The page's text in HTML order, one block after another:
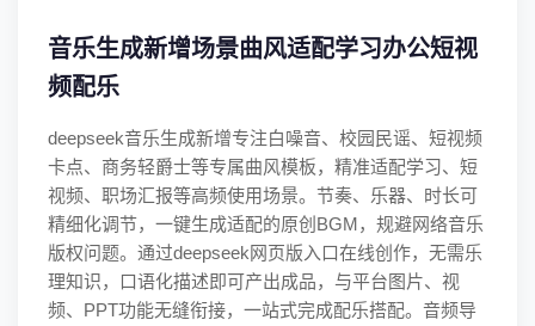
音乐生成新增场景曲风适配学习办公短视
频配乐
deepseek音乐生成新增专注白噪音、校园民谣、短视频
卡点、商务轻爵士等专属曲风模板，精准适配学习、短
视频、职场汇报等高频使用场景。节奏、乐器、时长可
精细化调节，一键生成适配的原创BGM，规避网络音乐
版权问题。通过deepseek网页版入口在线创作，无需乐
理知识，口语化描述即可产出成品，与平台图片、视
频、PPT功能无缝衔接，一站式完成配乐搭配。音频导